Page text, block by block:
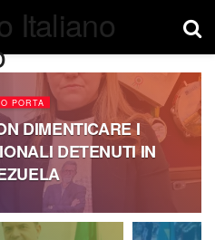
PORTA
DIMENTICARE I
DETENUTI IN